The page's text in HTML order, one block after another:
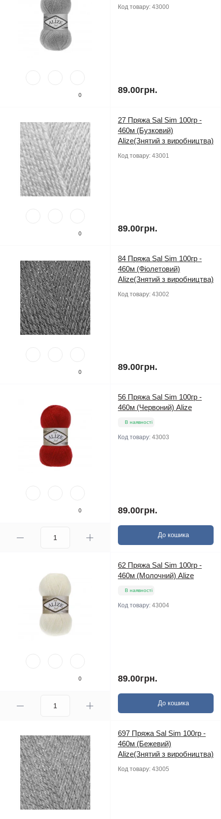
0
Код товару: 43000
89.00грн.
0
27 Пряжа Sal Sim 100гр -
460м (Бузковий)
Alize(Знятий з виробництва)
Код товару: 43001
89.00грн.
0
84 Пряжа Sal Sim 100гр -
460м (Фіолетовий)
Alize(Знятий з виробництва)
Код товару: 43002
89.00грн.
0
56 Пряжа Sal Sim 100гр -
460м (Червоний) Alize
В наявності
Код товару: 43003
89.00грн.
До кошика
0
62 Пряжа Sal Sim 100гр -
460м (Молочний) Alize
В наявності
Код товару: 43004
89.00грн.
До кошика
697 Пряжа Sal Sim 100гр -
460м (Бежевий)
Alize(Знятий з виробництва)
Код товару: 43005